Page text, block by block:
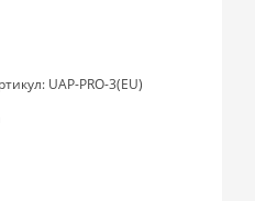
UAP-PRO-3(EU)